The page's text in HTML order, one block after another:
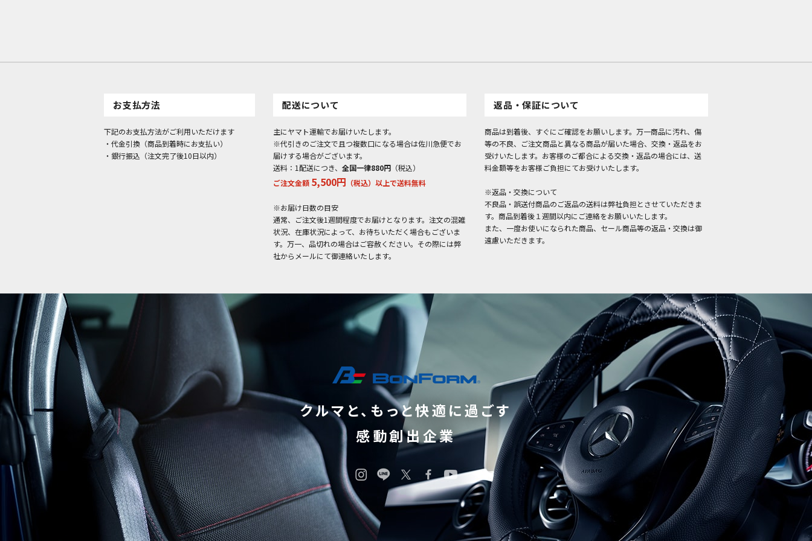
お支払方法
下記のお支払方法がご利用いただけます
・代金引換（商品到着時にお支払い）
・銀行振込（注文完了後10日以内）
配送について
主にヤマト運輸でお届けいたします。
※代引きのご注文で且つ複数口になる場合は佐川急便でお
届けする場合がございます。
送料：1配送につき、 全国一律880円 （税込）
ご注文金額 5,500円 （税込）以上で送料無料
※お届け日数の目安
通常、ご注文後1週間程度でお届けとなります。注文の混雑
状況、在庫状況によって、お待ちいただく場合もございま
す。万一、品切れの場合はご容赦ください。その際には弊
社からメールにて御連絡いたします。
返品・保証について
商品は到着後、すぐにご確認をお願いします。万一商品に汚れ、傷
等の不良、ご注文商品と異なる商品が届いた場合、交換・返品をお
受けいたします。お客様のご都合による交換・返品の場合には、送
料金額等をお客様ご負担にてお受けいたします。
※返品・交換について
不良品・誤送付商品のご返品の送料は弊社負担とさせていただきま
す。商品到着後１週間以内にご連絡をお願いいたします。
また、一度お使いになられた商品、セール商品等の返品・交換は御
遠慮いただきます。
クルマと、もっと快適に過ごす
感動創出企業